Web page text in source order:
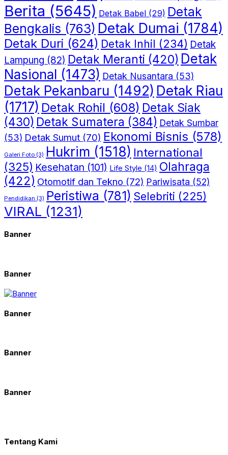
Berita (5645) Detak Babel (29) Detak
Bengkalis (763) Detak Dumai (1784)
Detak Duri (624) Detak Inhil (234) Detak
Lampung (82) Detak Meranti (420) Detak
Nasional (1473) Detak Nusantara (53)
Detak Pekanbaru (1492) Detak Riau
(1717) Detak Rohil (608) Detak Siak
(430) Detak Sumatera (384) Detak Sumbar
(53) Detak Sumut (70) Ekonomi Bisnis (578)
Galeri Foto (3) Hukrim (1518) International
(325) Kesehatan (101) Life Style (14) Olahraga
(422) Otomotif dan Tekno (72) Pariwisata (52)
Pendidikan (3) Peristiwa (781) Selebriti (225)
VIRAL (1231)
Banner
Banner
Banner
Banner
Banner
Tentang Kami